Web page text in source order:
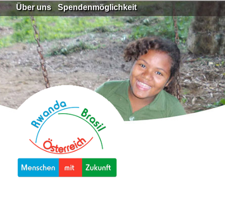
Über uns Spendenmöglichkeit